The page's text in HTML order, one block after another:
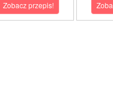
Zobacz przepis!